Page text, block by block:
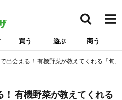
買う 遊ぶ 商う
出会える！ 有機野菜が教えてくれる「旬
有機野菜が教えてくれる